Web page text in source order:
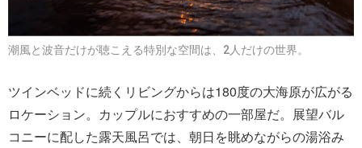
潮風と波音だけが聴こえる特別な空間は、2人だけの世界。
ツインベッドに続くリビングからは180度の大海原が広がる
ロケーション。カップルにおすすめの一部屋だ。展望バル
コニーに配した露天風呂では、朝日を眺めながらの湯浴み